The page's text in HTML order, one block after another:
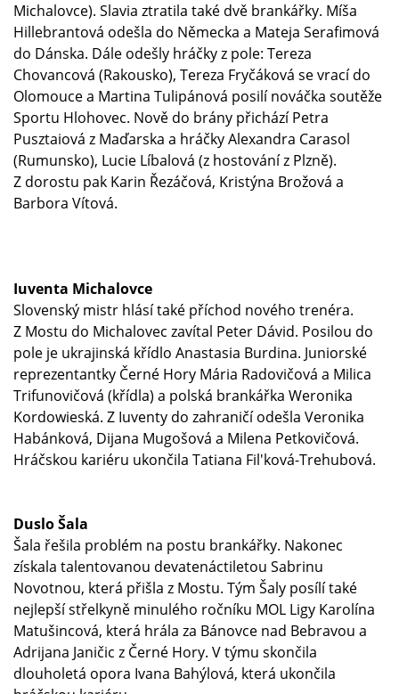
Michalovce). Slavia ztratila také dvě brankářky. Míša
Hillebrantová odešla do Německa a Mateja Serafimová
do Dánska. Dále odešly hráčky z pole: Tereza
Chovancová (Rakousko), Tereza Fryčáková se vrací do
Olomouce a Martina Tulipánová posilí nováčka soutěže
Sportu Hlohovec. Nově do brány přichází Petra
Pusztaiová z Maďarska a hráčky Alexandra Carasol
(Rumunsko), Lucie Líbalová (z hostování z Plzně).
Z dorostu pak Karin Řezáčová, Kristýna Brožová a
Barbora Vítová.
Iuventa Michalovce
Slovenský mistr hlásí také příchod nového trenéra.
Z Mostu do Michalovec zavítal Peter Dávid. Posilou do
pole je ukrajinská křídlo Anastasia Burdina. Juniorské
reprezentantky Černé Hory Mária Radovičová a Milica
Trifunovičová (křídla) a polská brankářka Weronika
Kordowieská. Z Iuventy do zahraničí odešla Veronika
Habánková, Dijana Mugošová a Milena Petkovičová.
Hráčskou kariéru ukončila Tatiana Fil'ková-Trehubová.
Duslo Šala
Šala řešila problém na postu brankářky. Nakonec
získala talentovanou devatenáctiletou Sabrinu
Novotnou, která přišla z Mostu. Tým Šaly posílí také
nejlepší střelkyně minulého ročníku MOL Ligy Karolína
Matušincová, která hrála za Bánovce nad Bebravou a
Adrijana Janičic z Černé Hory. V týmu skončila
dlouholetá opora Ivana Bahýlová, která ukončila